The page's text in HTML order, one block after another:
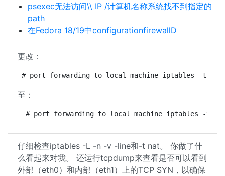
psexec无法访问\\ IP /计算机名称系统找不到指定的
path
在Fedora 18/19中configurationfirewallD
更改：
# port forwarding to local machine iptables -t nat -
至：
# port forwarding to local machine iptables -t nat
仔细检查iptables -L -n -v -line和-t nat。 你做了什
么看起来对我。 还运行tcpdump来查看是否可以看到
外部（eth0）和内部（eth1）上的TCP SYN，以确保